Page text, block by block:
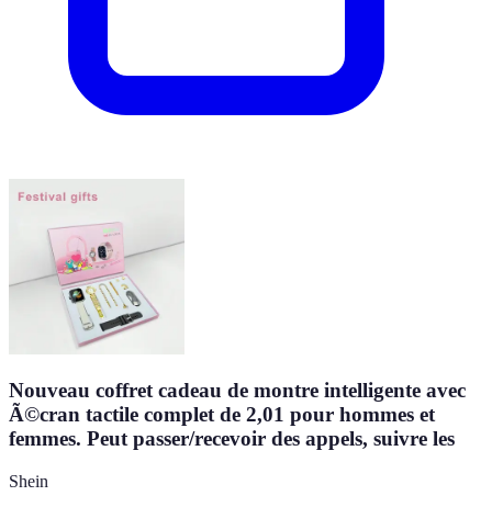
Nouveau coffret cadeau de montre intelligente avec
Ã©cran tactile complet de 2,01 pour hommes et
femmes. Peut passer/recevoir des appels, suivre les
Shein